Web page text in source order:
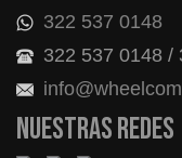
322 537 0148
322 537 0148 /
Nuestras redes